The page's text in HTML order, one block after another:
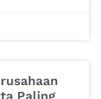
Paling